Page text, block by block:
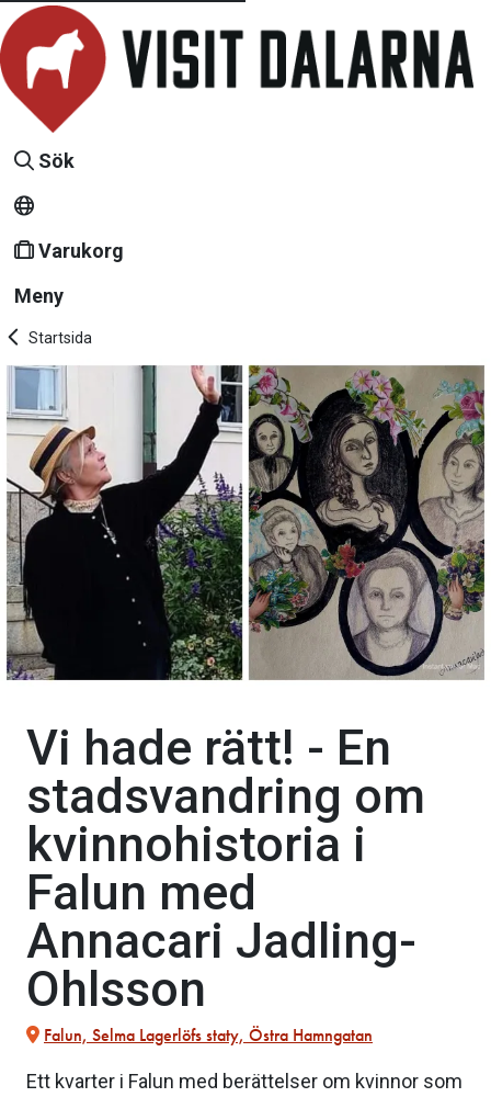
Sök
Varukorg
Meny
Startsida
Vi hade rätt! - En
stadsvandring om
kvinnohistoria i
Falun med
Annacari Jadling-
Ohlsson
Falun, Selma Lagerlöfs staty, Östra Hamngatan
Ett kvarter i Falun med berättelser om kvinnor som